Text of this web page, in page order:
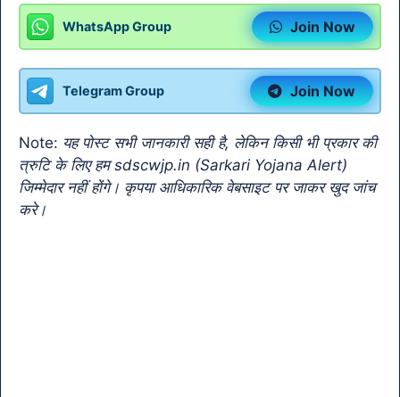
c
e
b
o
o
k
at
s
A
p
p
e
gr
a
m
er
ai
l
p
y
Li
n
k
o
gl
e
Tr
a
n
sl
WhatsApp Group Join Now
Telegram Group Join Now
Note: यह पोस्ट सभी जानकारी सही है, लेकिन किसी भी प्रकार की
त्रुटि के लिए हम sdscwjp.in (Sarkari Yojana Alert)
जिम्मेदार नहीं होंगे। कृपया आधिकारिक वेबसाइट पर जाकर खुद जांच
करे।